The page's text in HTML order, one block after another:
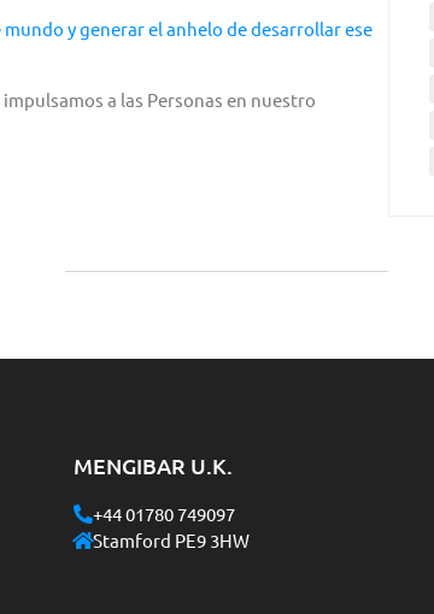
y generar el anhelo de desarrollar ese
impulsamos a las Personas en nuestro
MENGIBAR U.K.
+44 01780 749097
Stamford PE9 3HW